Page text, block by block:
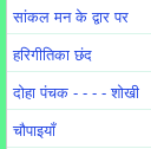
सांकल मन के द्वार पर
हरिगीतिका छंद
दोहा पंचक - - - - शोखी
चौपाइयाँ